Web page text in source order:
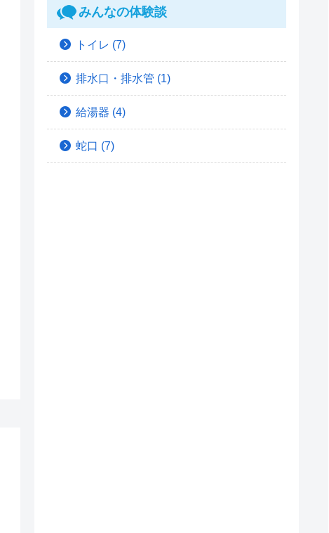
みんなの体験談
トイレ (7)
排水口・排水管 (1)
給湯器 (4)
蛇口 (7)